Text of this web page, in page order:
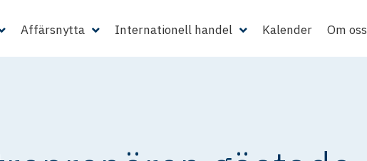
Affärsnytta Internationell handel Kalender Om oss